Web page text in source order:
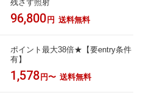
残さず照射
96,800 円 送料無料
ポイント最大38倍★【要entry条件
有】
1,578 円〜 送料無料